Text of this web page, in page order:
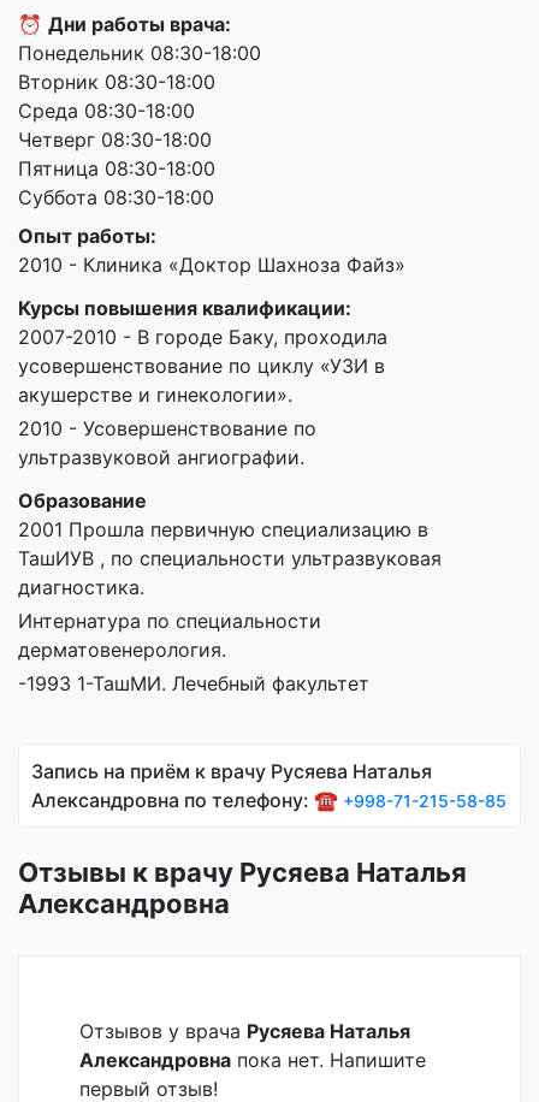
⏰ Дни работы врача:
Понедельник 08:30-18:00
Вторник 08:30-18:00
Среда 08:30-18:00
Четверг 08:30-18:00
Пятница 08:30-18:00
Суббота 08:30-18:00
Опыт работы:
2010 - Клиника «Доктор Шахноза Файз»
Курсы повышения квалификации:
2007-2010 - В городе Баку, проходила
усовершенствование по циклу «УЗИ в
акушерстве и гинекологии».
2010 - Усовершенствование по
ультразвуковой ангиографии.
Образование
2001 Прошла первичную специализацию в
ТашИУВ , по специальности ультразвуковая
диагностика.
Интернатура по специальности
дерматовенерология.
-1993 1-ТашМИ. Лечебный факультет
Запись на приём к врачу Русяева Наталья
Александровна по телефону: ☎️ +998-71-215-58-85
Отзывы к врачу Русяева Наталья
Александровна
Отзывов у врача Русяева Наталья
Александровна пока нет. Напишите
первый отзыв!